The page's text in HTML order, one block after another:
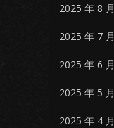
2025 年 8 月
2025 年 7 月
2025 年 6 月
2025 年 5 月
2025 年 4 月